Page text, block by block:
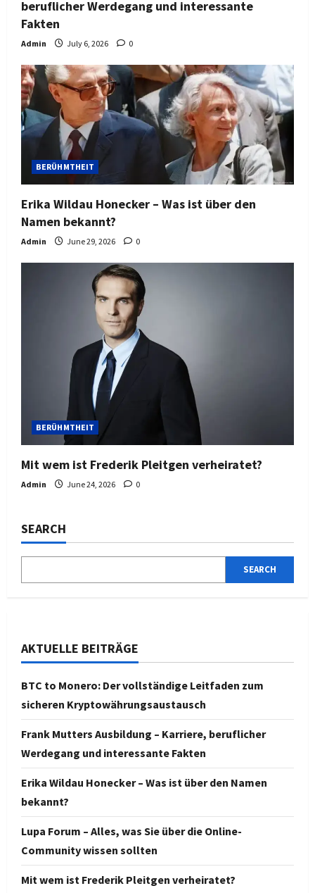
beruflicher Werdegang und interessante
Fakten
Admin July 6, 2026 0
BERÜHMTHEIT
Erika Wildau Honecker – Was ist über den
Namen bekannt?
Admin June 29, 2026 0
BERÜHMTHEIT
Mit wem ist Frederik Pleitgen verheiratet?
Admin June 24, 2026 0
SEARCH
SEARCH
AKTUELLE BEITRÄGE
BTC to Monero: Der vollständige Leitfaden zum
sicheren Kryptowährungsaustausch
Frank Mutters Ausbildung – Karriere, beruflicher
Werdegang und interessante Fakten
Erika Wildau Honecker – Was ist über den Namen
bekannt?
Lupa Forum – Alles, was Sie über die Online-
Community wissen sollten
Mit wem ist Frederik Pleitgen verheiratet?